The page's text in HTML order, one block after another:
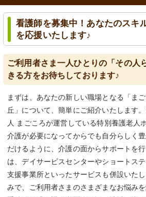
看護師を募集中！あなたのスキ
を応援いたします♪
ご利用者さま一人ひとりの「その人
きる方をお待ちしております♪
まずは、あなたの新しい職場となる「ま
丘」について、簡単にご紹介いたします
人 まごころが運営している特別養護老人
介護が必要になってからでも自分らしく
だけるように、介護の面からサポートを
は、デイサービスセンターやショートス
支援事業所といったサービスも併設いた
みで、ご利用者さまのさまざまなお悩み